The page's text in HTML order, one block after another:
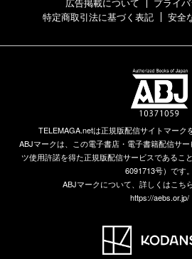
広告掲載について
プライ
特定商取引法に基づく表記
安全
TELEMAGA.netは正規版配信サイトマーク
ABJマークは、この電子書店・電子書籍配信サ
ツ使用許諾を得た正規版配信サービスであるこ
6091713号）です。
ABJマークについて、詳しくはこち
https://aebs.or.jp/